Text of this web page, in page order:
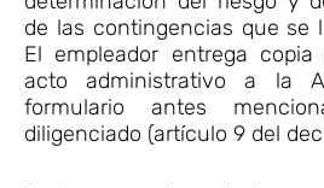
de las contingencias que se
El empleador entrega
acto administrativo a la
formulario antes
diligenciado (artículo 9 del